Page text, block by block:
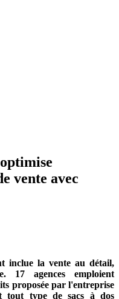
vente avec
inclue la vente au détail,
17 agences emploient
proposée par l'entreprise
tout type de sacs à dos